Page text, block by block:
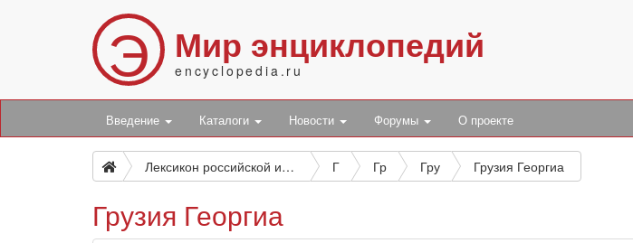
Э Мир энциклопедий
encyclopedia.ru
Введение Каталоги Новости Форумы О проекте
Лексикон российской исторической, географической, политической и гражданской Г Гр Гру Грузия Георгиа
Грузия Георгиа